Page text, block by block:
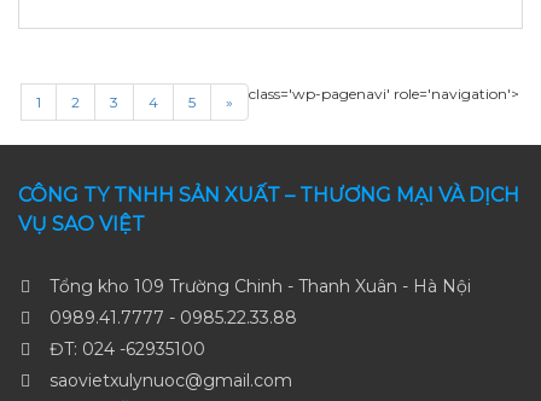
class='wp-pagenavi' role='navigation'>
1 2 3 4 5 »
CÔNG TY TNHH SẢN XUẤT – THƯƠNG MẠI VÀ DỊCH
VỤ SAO VIỆT
Tổng kho 109 Trường Chinh - Thanh Xuân - Hà Nội
0989.41.7777 - 0985.22.33.88
ĐT: 024 -62935100
saovietxulynuoc@gmail.com